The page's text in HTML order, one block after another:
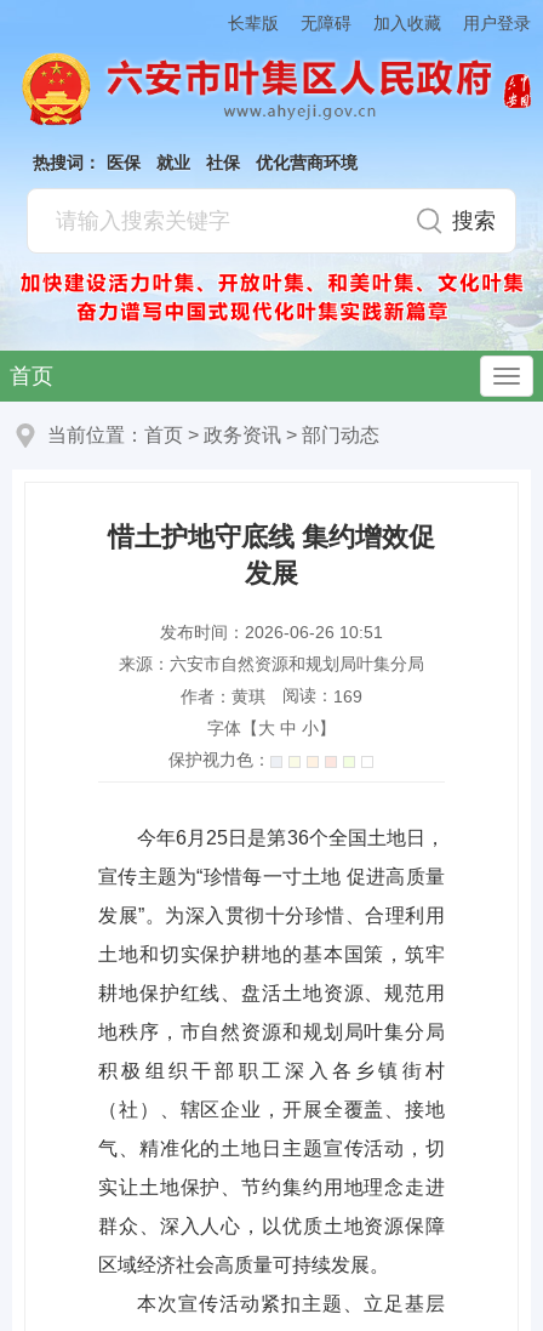
长辈版 无障碍 加入收藏 用户登录
热搜词： 医保 就业 社保 优化营商环境
首页
当前位置： 首页 > 政务资讯 > 部门动态
惜土护地守底线 集约增效促
发展
发布时间：2026-06-26 10:51
来源：六安市自然资源和规划局叶集分局
作者：黄琪
阅读： 169
字体【大 中 小】
保护视力色：
今年6月25日是第36个全国土地日，
宣传主题为“珍惜每一寸土地 促进高质量
发展”。为深入贯彻十分珍惜、合理利用
土地和切实保护耕地的基本国策，筑牢
耕地保护红线、盘活土地资源、规范用
地秩序，市自然资源和规划局叶集分局
积极组织干部职工深入各乡镇街村
（社）、辖区企业，开展全覆盖、接地
气、精准化的土地日主题宣传活动，切
实让土地保护、节约集约用地理念走进
群众、深入人心，以优质土地资源保障
区域经济社会高质量可持续发展。
本次宣传活动紧扣主题、立足基层